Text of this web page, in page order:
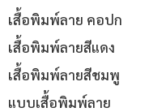
เสื้อพิมพ์ลาย คอปก
เสื้อพิมพ์ลายสีแดง
เสื้อพิมพ์ลายสีชมพู
แบบเสื้อพิมพ์ลาย